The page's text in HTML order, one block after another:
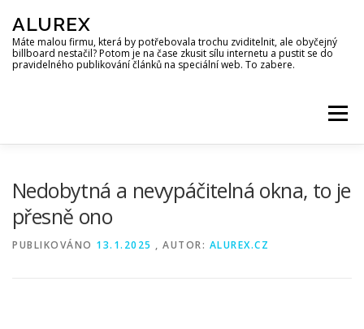
obsah
ALUREX
Máte malou firmu, která by potřebovala trochu zviditelnit, ale obyčejný
billboard nestačil? Potom je na čase zkusit sílu internetu a pustit se do
pravidelného publikování článků na speciální web. To zabere.
Menu
Nedobytná a nevypáčitelná okna, to je
přesně ono
PUBLIKOVÁNO 13.1.2025 , AUTOR: ALUREX.CZ